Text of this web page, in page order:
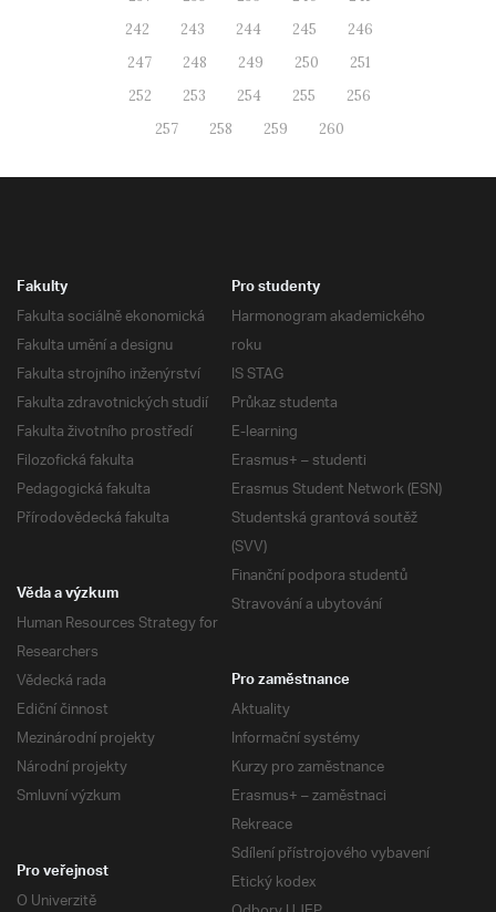
242
243 244 245
246
247
248 249 250
251
252
253 254 255
256
257
258 259 260
Fakulty
Fakulta sociálně ekonomická
Fakulta umění a designu
Fakulta strojního inženýrství
Fakulta zdravotnických studií
Fakulta životního prostředí
Filozofická fakulta
Pedagogická fakulta
Přírodovědecká fakulta
Pro studenty
Harmonogram akademického
roku
IS STAG
Průkaz studenta
E-learning
Erasmus+ – studenti
Erasmus Student Network (ESN)
Studentská grantová soutěž
(SVV)
Finanční podpora studentů
Stravování a ubytování
Věda a výzkum
Human Resources Strategy for
Researchers
Vědecká rada
Ediční činnost
Mezinárodní projekty
Národní projekty
Smluvní výzkum
Pro zaměstnance
Aktuality
Informační systémy
Kurzy pro zaměstnance
Erasmus+ – zaměstnaci
Rekreace
Sdílení přístrojového vybavení
Etický kodex
Pro veřejnost
O Univerzitě